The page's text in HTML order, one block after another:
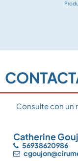
Consulte con un
Catherine
56938620986